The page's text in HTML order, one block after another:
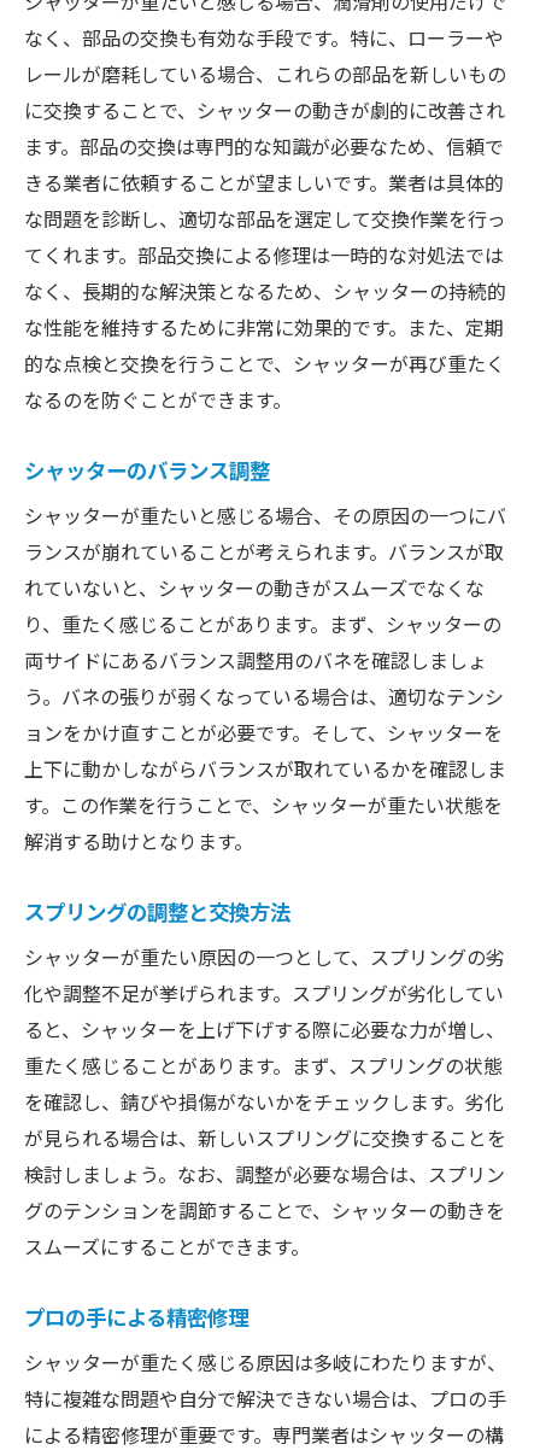
なく、部品の交換も有効な手段です。特に、ローラーや
レールが磨耗している場合、これらの部品を新しいもの
に交換することで、シャッターの動きが劇的に改善され
ます。部品の交換は専門的な知識が必要なため、信頼で
きる業者に依頼することが望ましいです。業者は具体的
な問題を診断し、適切な部品を選定して交換作業を行っ
てくれます。部品交換による修理は一時的な対処法では
なく、長期的な解決策となるため、シャッターの持続的
な性能を維持するために非常に効果的です。また、定期
的な点検と交換を行うことで、シャッターが再び重たく
なるのを防ぐことができます。
シャッターのバランス調整
シャッターが重たいと感じる場合、その原因の一つにバ
ランスが崩れていることが考えられます。バランスが取
れていないと、シャッターの動きがスムーズでなくな
り、重たく感じることがあります。まず、シャッターの
両サイドにあるバランス調整用のバネを確認しましょ
う。バネの張りが弱くなっている場合は、適切なテンシ
ョンをかけ直すことが必要です。そして、シャッターを
上下に動かしながらバランスが取れているかを確認しま
す。この作業を行うことで、シャッターが重たい状態を
解消する助けとなります。
スプリングの調整と交換方法
シャッターが重たい原因の一つとして、スプリングの劣
化や調整不足が挙げられます。スプリングが劣化してい
ると、シャッターを上げ下げする際に必要な力が増し、
重たく感じることがあります。まず、スプリングの状態
を確認し、錆びや損傷がないかをチェックします。劣化
が見られる場合は、新しいスプリングに交換することを
検討しましょう。なお、調整が必要な場合は、スプリン
グのテンションを調節することで、シャッターの動きを
スムーズにすることができます。
プロの手による精密修理
シャッターが重たく感じる原因は多岐にわたりますが、
特に複雑な問題や自分で解決できない場合は、プロの手
による精密修理が重要です。専門業者はシャッターの構